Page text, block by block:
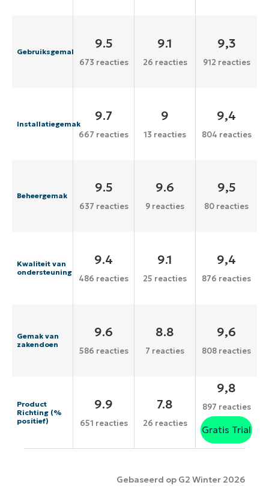
Gebruiksgemak
9.5
673 reacties
9.1
26 reacties
9,3
912 reacties
Installatiegemak
9.7
667 reacties
9
13 reacties
9,4
804 reacties
Beheergemak
9.5
637 reacties
9.6
9 reacties
9,5
80 reacties
Kwaliteit van
ondersteuning
9.4
486 reacties
9.1
25 reacties
9,4
876 reacties
Gemak van
zakendoen
9.6
586 reacties
8.8
7 reacties
9,6
808 reacties
Product
Richting (%
positief)
9.9
651 reacties
7.8
26 reacties
9,8
897 reacties
Gratis Trial
Gebaseerd op G2 Winter 2026